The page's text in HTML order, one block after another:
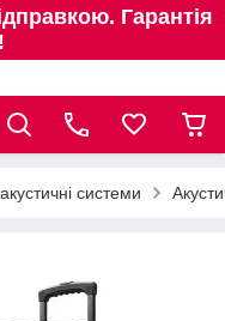
Гарантія
системи